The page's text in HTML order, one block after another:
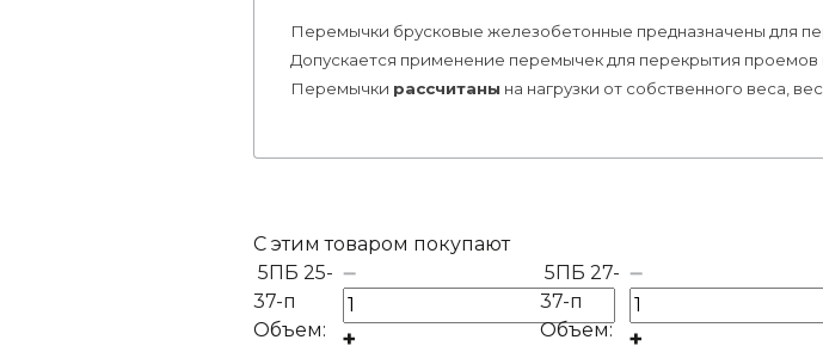
Перемычки брусковые железобетонные предназначены для
Допускается применение перемычек для перекрытия проемов
Перемычки рассчитаны на нагрузки от собственного веса,
С этим товаром покупают
5ПБ 25-
37-п
Объем:
5ПБ 27-
37-п
Объем: